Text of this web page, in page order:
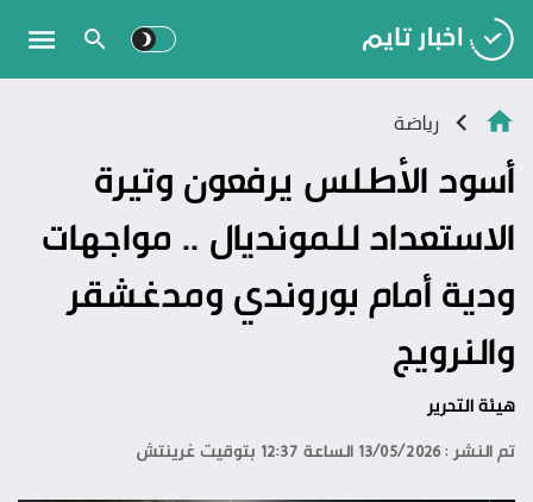
رياضة
أسود الأطلس يرفعون وتيرة
الاستعداد للمونديال .. مواجهات
ودية أمام بوروندي ومدغشقر
والنرويج
هيئة التحرير
تم النشر : 13/05/2026 الساعة 12:37 بتوقيت غرينتش